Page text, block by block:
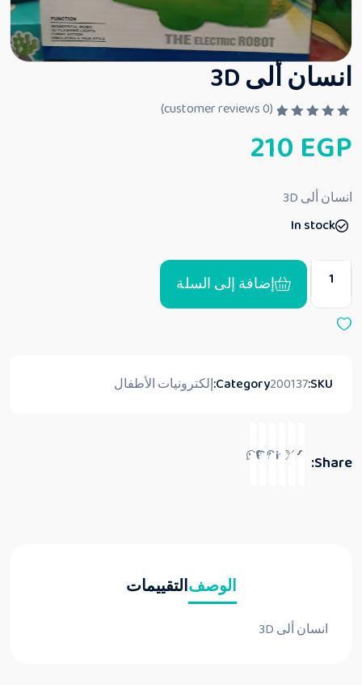
انسان ألى 3D
م
ا
ي
م
ن
(
0
210 EGP
انسان ألى 3D
In stock
إضافة إلى السلة
SKU:
200137
Category:إلكترونيات الأطفال
Share:
الوصفالتقييمات
انسان ألى 3D